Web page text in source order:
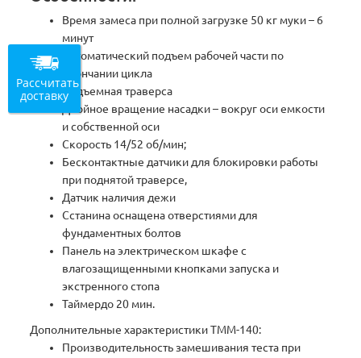
Время замеса при полной загрузке 50 кг муки – 6
минут
Автоматический подъем рабочей части по
окончании цикла
Подъемная траверса
Двойное вращение насадки – вокруг оси емкости
и собственной оси
Скорость 14/52 об/мин;
Бесконтактные датчики для блокировки работы
при поднятой траверсе,
Датчик наличия дежи
Сстанина оснащена отверстиями для
фундаментных болтов
Панель на электрическом шкафе с
влагозащищенными кнопками запуска и
экстренного стопа
Таймердо 20 мин.
Дополнительные характеристики ТММ-140:
Производительность замешивания теста при
Рассчитать
доставку